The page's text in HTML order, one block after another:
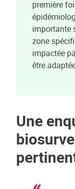
première
importante
zone
impactée
être
Une